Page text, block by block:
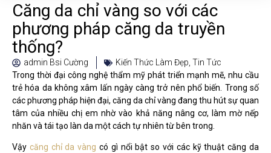
Căng da chỉ vàng so với các
phương pháp căng da truyền
thống?
admin Bsi Cường Kiến Thức Làm Đẹp Tin Tức
Trong thời đại công nghệ thẩm mỹ phát triển mạnh mẽ, nhu cầu
trẻ hóa da không xâm lấn ngày càng trở nên phổ biến. Trong số
các phương pháp hiện đại, căng da chỉ vàng đang thu hút sự quan
tâm của nhiều chị em nhờ vào khả năng nâng cơ, làm mờ nếp
nhăn và tái tạo làn da một cách tự nhiên từ bên trong.
Vậy căng chỉ da vàng có gì nổi bật so với các kỹ thuật căng da